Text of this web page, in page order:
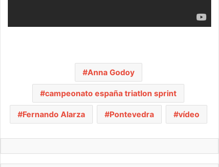
Anna Godoy
campeonato españa triatlon sprint
Fernando Alarza Pontevedra vídeo